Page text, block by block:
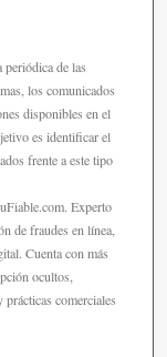
periódica de las
los comunicados
disponibles en el
es identificar el
frente a este tipo
Experto
de fraudes en línea,
Cuenta con más
ocultos,
comerciales